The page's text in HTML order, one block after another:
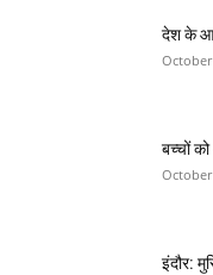
देश के
बच्चों
इंदौर: